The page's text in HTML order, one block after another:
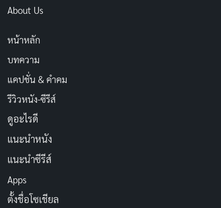
About Us
หน้าหลัก
บทความ
แคปชั่น & คำคม
รีวิวหนัง-ซีรีส์
ดูอะไรดี
แนะนำหนัง
แนะนำซีรีส์
Apps
ตั้งชื่อโซเชียล